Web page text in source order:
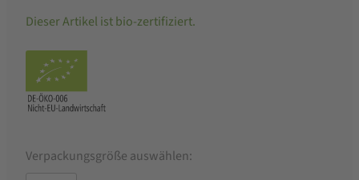
Dieser Artikel ist bio-zertifiziert.
Verpackungsgröße auswählen: